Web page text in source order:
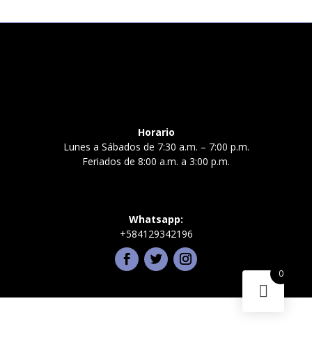
Horario
Lunes a Sábados de 7:30 a.m. – 7:00 p.m.
Feriados de 8:00 a.m. a 3:00 p.m.
Whatsapp:
+584129342196
0